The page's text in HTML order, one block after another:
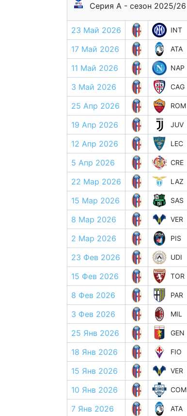
Серия А - сезон 2025/26
23 Май 2026 INT
17 Май 2026 ATA
11 Май 2026 NAP
3 Май 2026 CAG
25 Апр 2026 ROM
19 Апр 2026 JUV
12 Апр 2026 LEC
5 Апр 2026 CRE
22 Мар 2026 LAZ
15 Мар 2026 SAS
8 Мар 2026 VER
2 Мар 2026 PIS
23 Фев 2026 UDI
15 Фев 2026 TOR
8 Фев 2026 PAR
3 Фев 2026 MIL
25 Янв 2026 GEN
18 Янв 2026
FIO
15 Янв 2026 VER
10 Янв 2026 COM
7 Янв 2026 ATA